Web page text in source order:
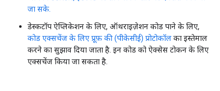
जा सके.
डेस्कटॉप ऐप्लिकेशन के लिए, ऑथराइज़ेशन कोड पाने के लिए,
कोड एक्सचेंज के लिए प्रूफ़ की (पीकेसीई) प्रोटोकॉल का इस्तेमाल
करने का सुझाव दिया जाता है. इन कोड को ऐक्सेस टोकन के लिए
एक्सचेंज किया जा सकता है.